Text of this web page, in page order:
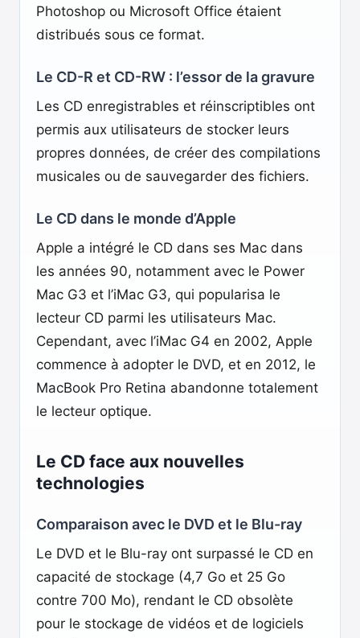
Photoshop ou Microsoft Office étaient
distribués sous ce format.
Le CD-R et CD-RW : l’essor de la gravure
Les CD enregistrables et réinscriptibles ont
permis aux utilisateurs de stocker leurs
propres données, de créer des compilations
musicales ou de sauvegarder des fichiers.
Le CD dans le monde d’Apple
Apple a intégré le CD dans ses Mac dans
les années 90, notamment avec le Power
Mac G3 et l’iMac G3, qui popularisa le
lecteur CD parmi les utilisateurs Mac.
Cependant, avec l’iMac G4 en 2002, Apple
commence à adopter le DVD, et en 2012, le
MacBook Pro Retina abandonne totalement
le lecteur optique.
Le CD face aux nouvelles
technologies
Comparaison avec le DVD et le Blu-ray
Le DVD et le Blu-ray ont surpassé le CD en
capacité de stockage (4,7 Go et 25 Go
contre 700 Mo), rendant le CD obsolète
pour le stockage de vidéos et de logiciels